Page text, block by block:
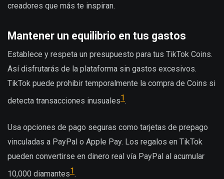
creadores que más te inspiran.
Mantener un equilibrio en tus gastos
Establece y respeta un presupuesto para tus TikTok Coins.
Así disfrutarás de la plataforma sin gastos excesivos.
TikTok puede prohibir temporalmente la compra de Coins si
detecta transacciones inusuales1.
Usa opciones de pago seguras como tarjetas de prepago
vinculadas a PayPal o Apple Pay. Los regalos en TikTok
pueden convertirse en dinero real vía PayPal al acumular
10,000 diamantes1.